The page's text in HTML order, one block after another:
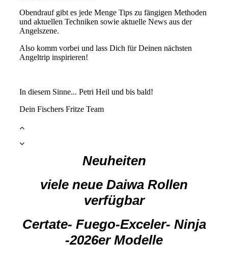
Obendrauf gibt es jede Menge Tips zu fängigen Methoden
und aktuellen Techniken sowie aktuelle News aus der
Angelszene.
Also komm vorbei und lass Dich für Deinen nächsten
Angeltrip inspirieren!
In diesem Sinne... Petri Heil und bis bald!
Dein Fischers Fritze Team
Neuheiten
viele neue Daiwa Rollen
verfügbar
Certate- Fuego-Exceler- Ninja
-2026er Modelle